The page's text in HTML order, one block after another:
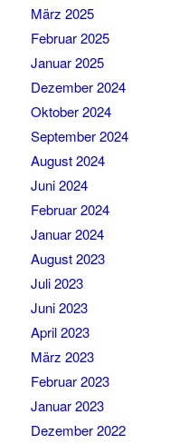
März 2025
Februar 2025
Januar 2025
Dezember 2024
Oktober 2024
September 2024
August 2024
Juni 2024
Februar 2024
Januar 2024
August 2023
Juli 2023
Juni 2023
April 2023
März 2023
Februar 2023
Januar 2023
Dezember 2022